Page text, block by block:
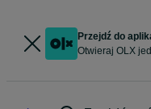
Przejdź do
Otwieraj OLX